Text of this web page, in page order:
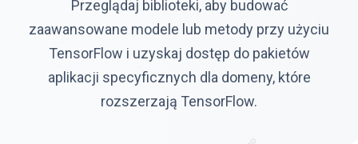
Przeglądaj biblioteki, aby budować
zaawansowane modele lub metody przy użyciu
TensorFlow i uzyskaj dostęp do pakietów
aplikacji specyficznych dla domeny, które
rozszerzają TensorFlow.